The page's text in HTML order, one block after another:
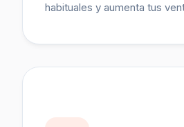
habituales y aumenta tus